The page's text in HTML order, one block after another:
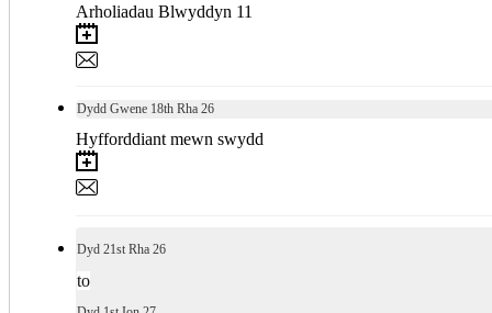
Arholiadau Blwyddyn 11
Dydd Gwene 18th Rha 26
Hyfforddiant mewn swydd
Dyd 21st Rha 26
to